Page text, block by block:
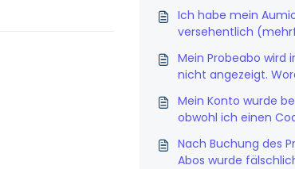
Ich habe mein
versehentlich
tun?
Mein Probeabo wird
nicht angezeigt.
Mein Konto wurde
obwohl ich einen
Nach Buchung des
Abos wurde